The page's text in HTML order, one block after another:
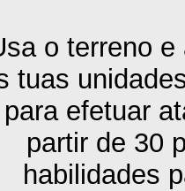
o terreno
tuas
para efetuar
partir de 30
habilidades